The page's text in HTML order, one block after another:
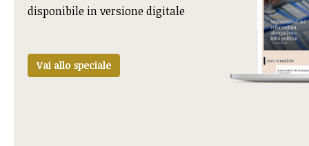
disponibile in versione digitale
Vai allo speciale